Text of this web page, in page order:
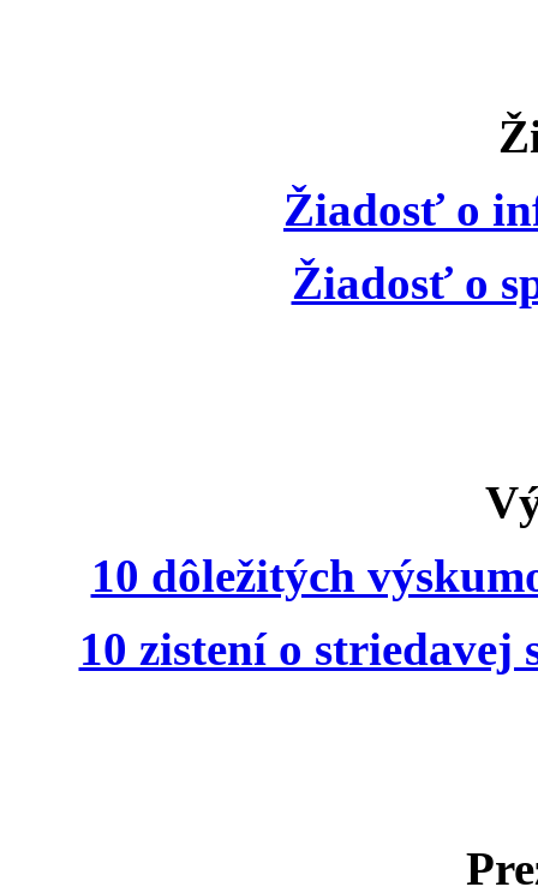
Žiadosť o
Žiadosť o
10 dôležitých
10 zistení o